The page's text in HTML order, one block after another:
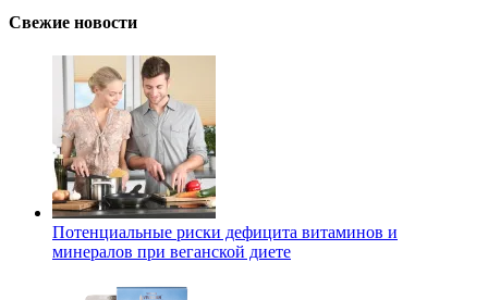
Свежие новости
Потенциальные риски дефицита витаминов и
минералов при веганской диете